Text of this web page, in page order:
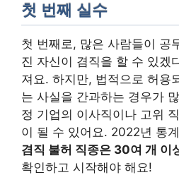
첫 번째 실수
첫 번째로, 많은 사람들이 공
진 자신이 겸직을 할 수 있겠
져요. 하지만, 법적으로 허용
는 사실을 간과하는 경우가
정 기업의 이사직이나 고위
이 될 수 있어요. 2022년 통
겸직 불허 직종은 30여 개 이
확인하고 시작해야 해요!